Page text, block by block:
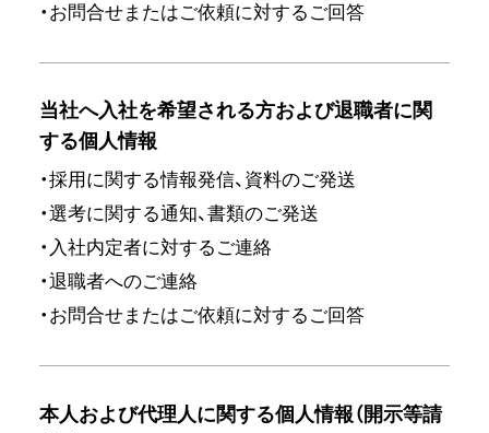
・お問合せまたはご依頼に対するご回答
当社へ入社を希望される方および退職者に関
する個人情報
・採用に関する情報発信、資料のご発送
・選考に関する通知、書類のご発送
・入社内定者に対するご連絡
・退職者へのご連絡
・お問合せまたはご依頼に対するご回答
本人および代理人に関する個人情報（開示等請